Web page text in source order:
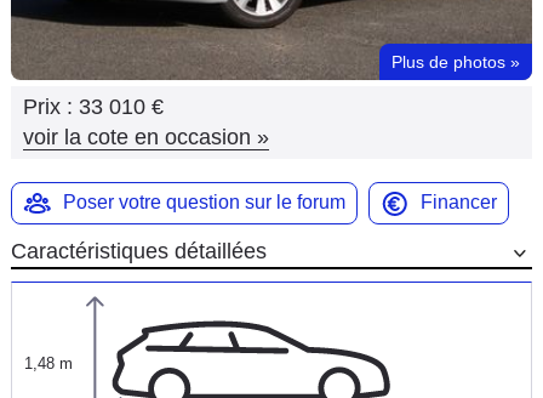
Moto
Plus de photos »
Prix : 33 010 €
voir la cote en occasion »
Poser votre question sur le forum Financer
Caractéristiques détaillées
1,48 m